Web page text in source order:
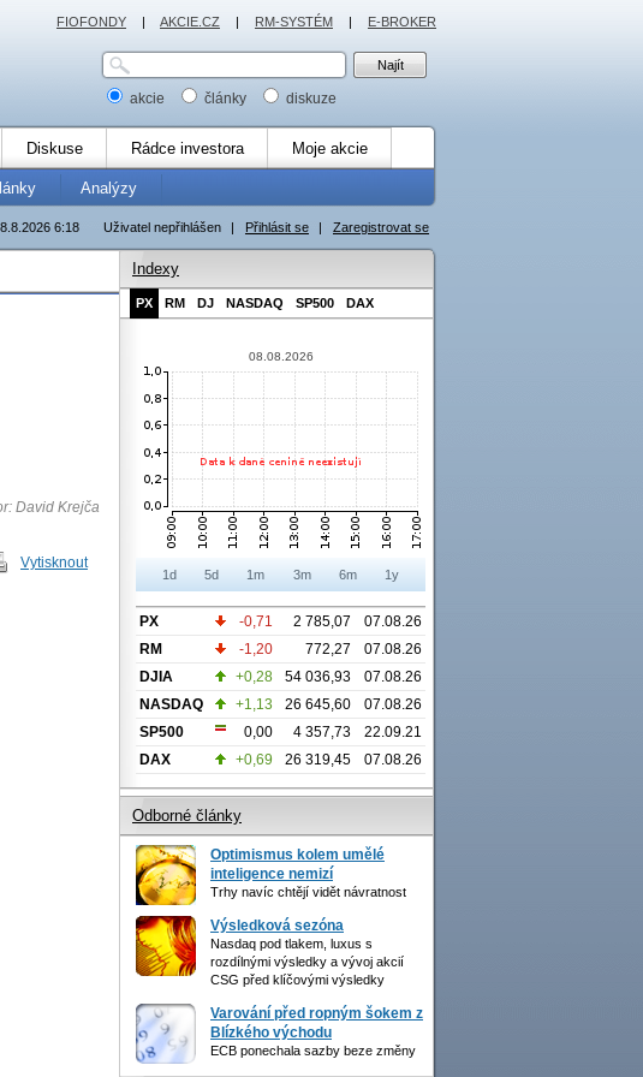
akcie články diskuze
Diskuse Rádce investora Moje akcie
Analýzy
Uživatel nepřihlášen | Přihlásit se | Zaregistrovat se
6:18
David Krejča
Vytisknout
Indexy
PX RM DJ NASDAQ SP500 DAX
08.08.2026
1d 5d 1m 3m 6m 1y
PX -0,71 2 785,07
07.08.26
RM
-1,20 772,27
07.08.26
DJIA
+0,28 54 036,93
07.08.26
NASDAQ
+1,13 26 645,60
07.08.26
SP500
0,00 4 357,73
22.09.21
DAX
+0,69 26 319,45 07.08.26
Odborné články
Optimismus kolem umělé
inteligence nemizí
Trhy navíc chtějí vidět návratnost
Výsledková sezóna
Nasdaq pod tlakem, luxus s
rozdílnými výsledky a vývoj akcií
CSG před klíčovými výsledky
Varování před ropným šokem z
Blízkého východu
ECB ponechala sazby beze změny
FIOFONDY | AKCIE.CZ | RM-SYSTÉM | E-BROKER